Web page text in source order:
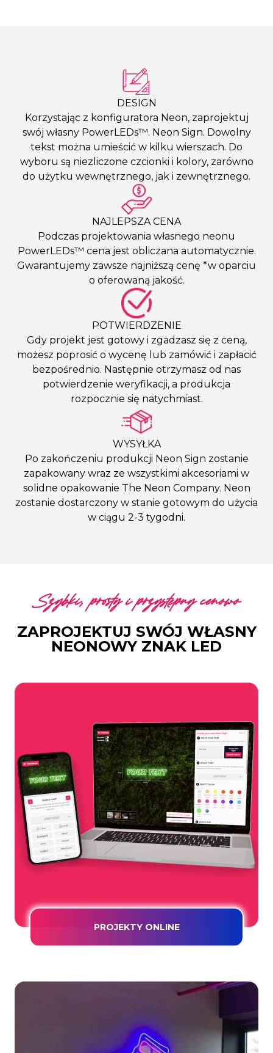
DESIGN
Korzystając z konfiguratora Neon, zaprojektuj
swój własny PowerLEDs™. Neon Sign. Dowolny
tekst można umieścić w kilku wierszach. Do
wyboru są niezliczone czcionki i kolory, zarówno
do użytku wewnętrznego, jak i zewnętrznego.
NAJLEPSZA CENA
Podczas projektowania własnego neonu
PowerLEDs™ cena jest obliczana automatycznie.
Gwarantujemy zawsze najniższą cenę *w oparciu
o oferowaną jakość.
POTWIERDZENIE
Gdy projekt jest gotowy i zgadzasz się z ceną,
możesz poprosić o wycenę lub zamówić i zapłacić
bezpośrednio. Następnie otrzymasz od nas
potwierdzenie weryfikacji, a produkcja
rozpocznie się natychmiast.
WYSYŁKA
Po zakończeniu produkcji Neon Sign zostanie
zapakowany wraz ze wszystkimi akcesoriami w
solidne opakowanie The Neon Company. Neon
zostanie dostarczony w stanie gotowym do użycia
w ciągu 2-3 tygodni.
Szybki, prosty i przystępny cenowo
ZAPROJEKTUJ SWÓJ WŁASNY
NEONOWY ZNAK LED
PROJEKTY ONLINE